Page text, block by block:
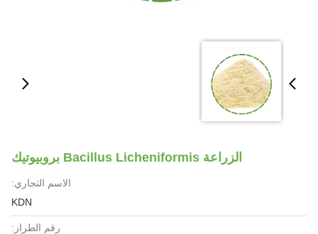
الزراعة Bacillus Licheniformis بروبيوتيك
الاسم التجاري:
KDN
رقم الطراز: